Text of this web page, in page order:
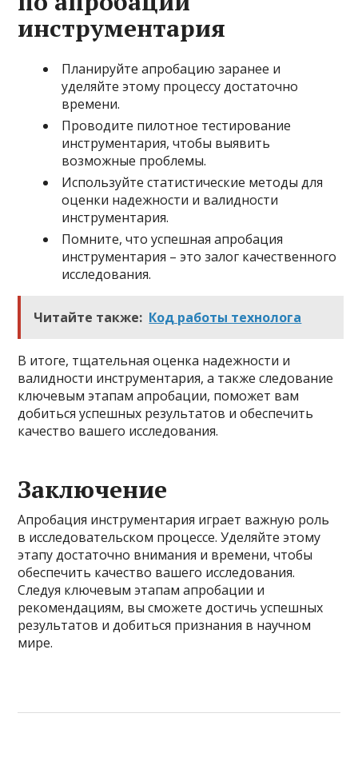
инструментария
Планируйте апробацию заранее и
уделяйте этому процессу достаточно
времени.
Проводите пилотное тестирование
инструментария, чтобы выявить
возможные проблемы.
Используйте статистические методы для
оценки надежности и валидности
инструментария.
Помните, что успешная апробация
инструментария – это залог качественного
исследования.
Читайте также: Код работы технолога
В итоге, тщательная оценка надежности и
валидности инструментария, а также следование
ключевым этапам апробации, поможет вам
добиться успешных результатов и обеспечить
качество вашего исследования.
Заключение
Апробация инструментария играет важную роль
в исследовательском процессе. Уделяйте этому
этапу достаточно внимания и времени, чтобы
обеспечить качество вашего исследования.
Следуя ключевым этапам апробации и
рекомендациям, вы сможете достичь успешных
результатов и добиться признания в научном
мире.